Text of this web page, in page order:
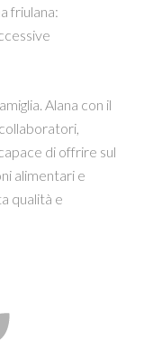
friulana:
Alana con il
di offrire sul
alimentari e
qualità e